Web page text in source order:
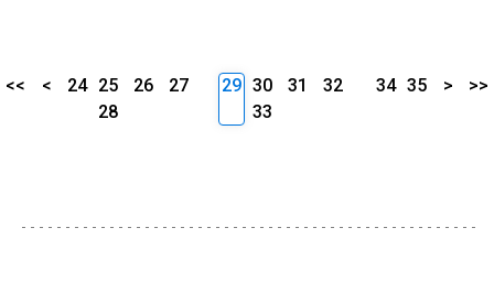
<< < 24 25 26
27
28
29 30 31
32
33
34 35 > >>